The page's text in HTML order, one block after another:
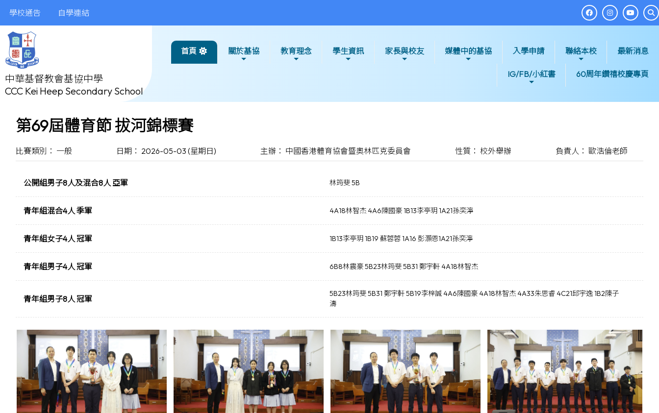
學校通告 自學連結
中華基督教會基協中學
CCC Kei Heep Secondary School
首頁 關於基協 教育理念 學生資訊 家長與校友 媒體中的基協 入學申請 聯絡本校 最新消息
IG/FB/小紅書 60周年鑽禧校慶專頁
第69屆體育節 拔河錦標賽
比賽類別： 一般 日期： 2026-05-03 (星期日) 主辦： 中國香港體育協會暨奧林匹克委員會 性質： 校外舉辦 負責人： 歐浩倫老師
公開組男子8人及混合8人 亞軍 林筠斐 5B
青年組混合4人 季軍 4A18林智杰 4A6陳國豪 1B13李亭玥 1A21孫奕濘
青年組女子4人 冠軍 1B13李亭玥 1B19 蘇蓉蓉 1A16 彭灝恩1A21孫奕濘
青年組男子4人 冠軍 6B8林震豪 5B23林筠斐 5B31 鄭宇軒 4A18林智杰
青年組男子8人 冠軍
5B23林筠斐 5B31 鄭宇軒 5B19李梓誠 4A6陳國豪 4A18林智杰 4A33朱思睿 4C21邱宇逸 1B2陳子
濤